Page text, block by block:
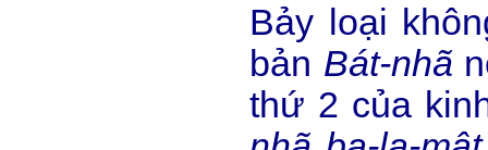
Bảy loại
bản Bát-nhã
thứ 2 của